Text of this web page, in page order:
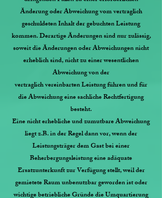
Änderung oder Abweichung vom vertraglich
geschuldeten Inhalt der gebuchten Leistung
kommen. Derartige Änderungen sind nur zulässig,
soweit die Änderungen oder Abweichungen nicht
erheblich sind, nicht zu einer wesentlichen
Abweichung von der
vertraglich vereinbarten Leistung führen und für
die Abweichung eine sachliche Rechtfertigung
besteht.
Eine nicht erhebliche und zumutbare Abweichung
liegt z.B. in der Regel dann vor, wenn der
Leistungsträger dem Gast bei einer
Beherbergungsleistung eine adäquate
Ersatzunterkunft zur Verfügung stellt, weil der
gemietete Raum unbenutzbar geworden ist oder
wichtige betriebliche Gründe die Umquartierung